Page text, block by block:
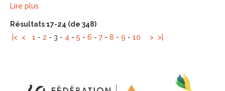
Lire plus
Résultats 17-24 (de 348)
|<
< 1 - 2 - 3 - 4 - 5 - 6 - 7 - 8 - 9 - 10 > >|